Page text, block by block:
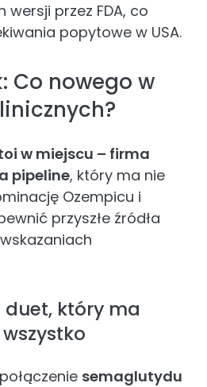
przez FDA, co
popytowe w USA.
Co nowego w
w miejscu – firma
pipeline, który ma nie
Ozempicu i
przyszłe źródła
duet, który ma
semaglutydu